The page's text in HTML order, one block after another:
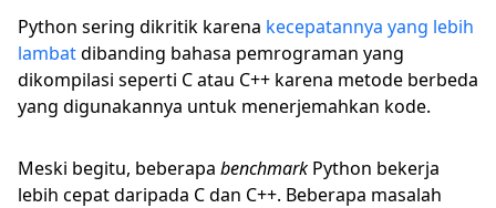
Python sering dikritik karena kecepatannya yang lebih
lambatdibanding bahasa pemrograman yang
dikompilasi seperti C atau C++ karena metode berbeda
yang digunakannya untuk menerjemahkan kode.
Meski begitu, beberapa benchmark Python bekerja
lebih cepat daripada C dan C++. Beberapa masalah